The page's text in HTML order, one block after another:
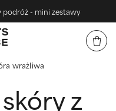
- mini zestawy
wrażliwa​
z